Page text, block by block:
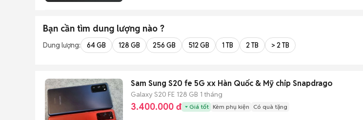
Bạn cần tìm dung lượng nào ?
Dung lượng: 64 GB 128 GB 256 GB 512 GB 1 TB 2 TB > 2 TB
Sam Sung S20 fe 5G xx Hàn Quốc & Mỹ chip Snapdrago
Galaxy S20 FE 128 GB 1 tháng
3.400.000 đ Giá tốt Kèm phụ kiện Có quà tặng